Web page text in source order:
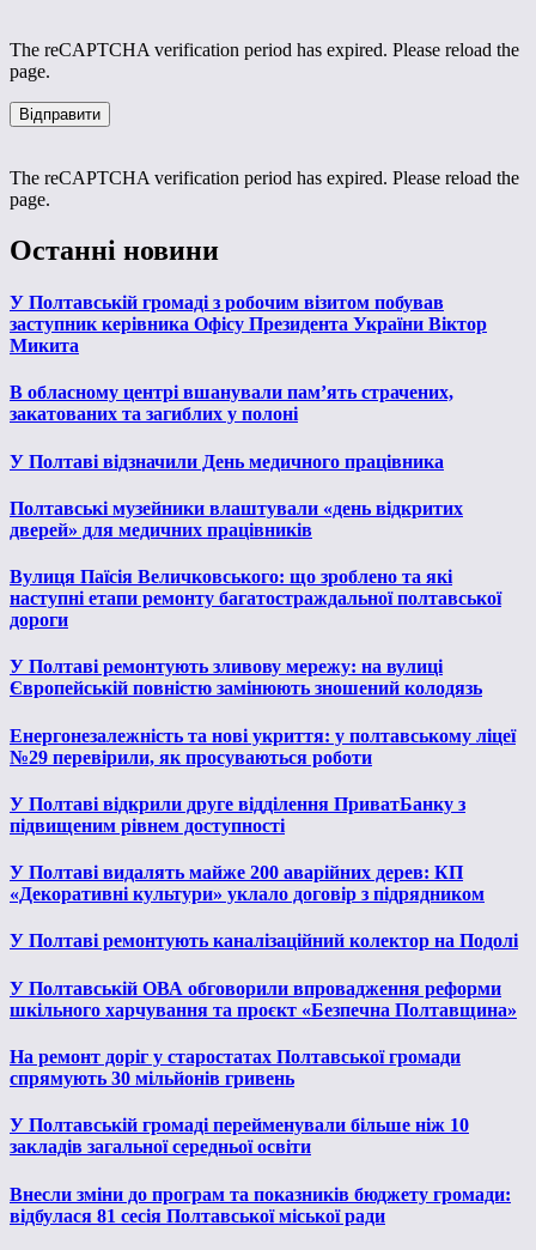
The reCAPTCHA verification period has expired. Please reload the
page.
The reCAPTCHA verification period has expired. Please reload the
page.
Останні новини
У Полтавській громаді з робочим візитом побував
заступник керівника Офісу Президента України Віктор
Микита
В обласному центрі вшанували пам’ять страчених,
закатованих та загиблих у полоні
У Полтаві відзначили День медичного працівника
Полтавські музейники влаштували «день відкритих
дверей» для медичних працівників
Вулиця Паїсія Величковського: що зроблено та які
наступні етапи ремонту багатостраждальної полтавської
дороги
У Полтаві ремонтують зливову мережу: на вулиці
Європейській повністю замінюють зношений колодязь
Енергонезалежність та нові укриття: у полтавському ліцеї
№29 перевірили, як просуваються роботи
У Полтаві відкрили друге відділення ПриватБанку з
підвищеним рівнем доступності
У Полтаві видалять майже 200 аварійних дерев: КП
«Декоративні культури» уклало договір з підрядником
У Полтаві ремонтують каналізаційний колектор на Подолі
У Полтавській ОВА обговорили впровадження реформи
шкільного харчування та проєкт «Безпечна Полтавщина»
На ремонт доріг у старостатах Полтавської громади
спрямують 30 мільйонів гривень
У Полтавській громаді перейменували більше ніж 10
закладів загальної середньої освіти
Внесли зміни до програм та показників бюджету громади:
відбулася 81 сесія Полтавської міської ради